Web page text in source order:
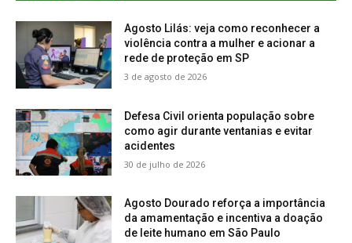
Agosto Lilás: veja como reconhecer a
violência contra a mulher e acionar a
rede de proteção em SP
3 de agosto de 2026
Defesa Civil orienta população sobre
como agir durante ventanias e evitar
acidentes
30 de julho de 2026
Agosto Dourado reforça a importância
da amamentação e incentiva a doação
de leite humano em São Paulo